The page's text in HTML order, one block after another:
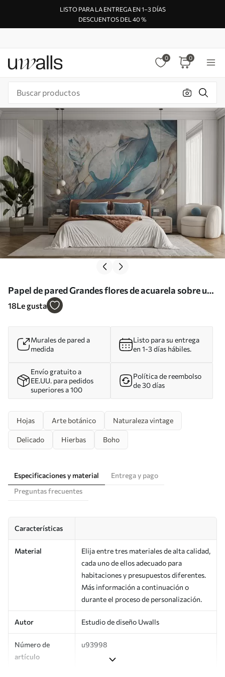
LISTO PARA LA ENTREGA EN 1–3 DÍAS
DESCUENTOS DEL 40 %
0 0
Papel de pared Grandes flores de acuarela sobre un
muro de hormigón Nr. u93998
18Le gusta
Murales de pared a
medida
Listo para su entrega
en 1-3 días hábiles.
Envío gratuito a
EE.UU. para pedidos
superiores a 100
Política de reembolso
de 30 días
Hojas Arte botánico Naturaleza vintage
Delicado Hierbas Boho
Especificaciones y material
Entrega y pago
Preguntas frecuentes
Características
Material
Elija entre tres materiales de alta calidad,
cada uno de ellos adecuado para
habitaciones y presupuestos diferentes.
Más información a continuación o
durante el proceso de personalización.
Autor Estudio de diseño Uwalls
Número de
artículo
u93998